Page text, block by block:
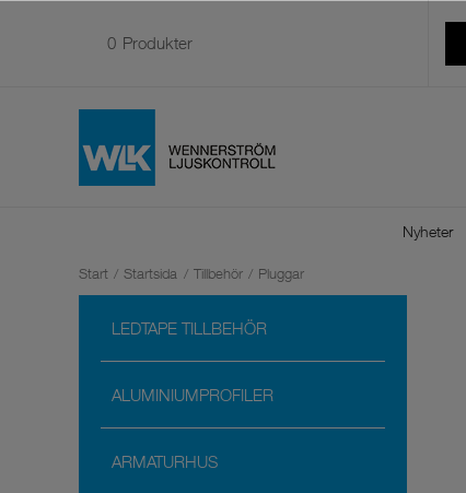
0 Produkter
LEDTAPE TILLBEHÖR
ALUMINIUMPROFILER
ARMATURHUS
Nyheter
Start / Startsida / Tillbehör / Pluggar